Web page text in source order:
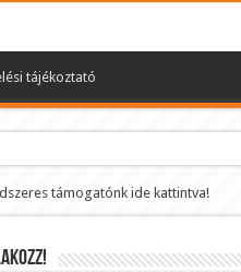
tájékoztató
támogatónk ide kattintva!